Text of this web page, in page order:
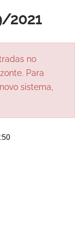
2021
no
Para
sistema,